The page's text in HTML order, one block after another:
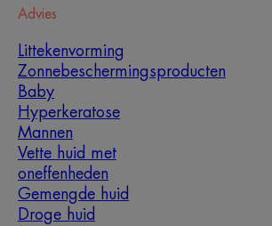
Advies
Littekenvorming
Zonnebeschermingsproducten
Baby
Hyperkeratose
Mannen
Vette huid met
oneffenheden
Gemengde huid
Droge huid